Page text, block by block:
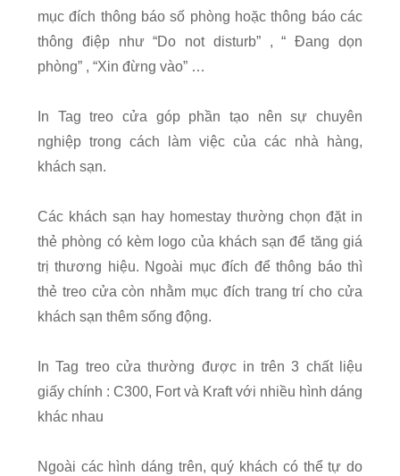
mục đích thông báo số phòng hoặc thông báo các
thông điệp như “Do not disturb” , “ Đang dọn
phòng” , “Xin đừng vào” …
In Tag treo cửa góp phần tạo nên sự chuyên
nghiệp trong cách làm việc của các nhà hàng,
khách sạn.
Các khách sạn hay homestay thường chọn đặt in
thẻ phòng có kèm logo của khách sạn để tăng giá
trị thương hiệu. Ngoài mục đích để thông báo thì
thẻ treo cửa còn nhằm mục đích trang trí cho cửa
khách sạn thêm sống động.
In Tag treo cửa thường được in trên 3 chất liệu
giấy chính : C300, Fort và Kraft với nhiều hình dáng
khác nhau
Ngoài các hình dáng trên, quý khách có thể tự do